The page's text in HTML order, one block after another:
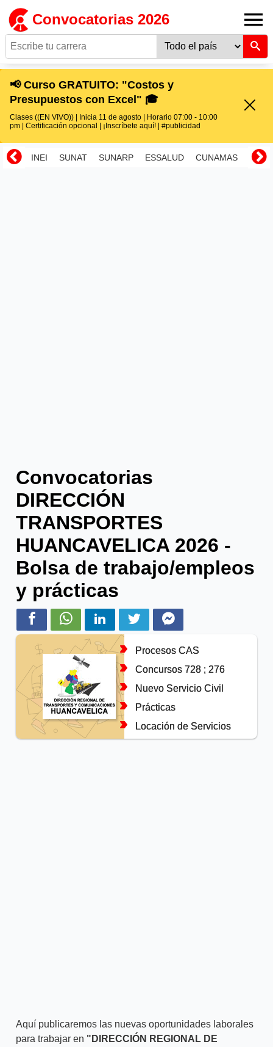
Convocatorias 2026
📢 Curso GRATUITO: "Costos y
Presupuestos con Excel" 🎓
Clases ((EN VIVO)) | Inicia 11 de agosto | Horario 07:00 - 10:00
pm | Certificación opcional | ¡Inscríbete aquí! | #publicidad
INEI SUNAT SUNARP ESSALUD CUNAMAS
Convocatorias
DIRECCIÓN
TRANSPORTES
HUANCAVELICA 2026 -
Bolsa de trabajo/empleos
y prácticas
Procesos CAS
Concursos 728 ; 276
Nuevo Servicio Civil
Prácticas
Locación de Servicios
Aquí publicaremos las nuevas oportunidades laborales
para trabajar en "DIRECCIÓN REGIONAL DE